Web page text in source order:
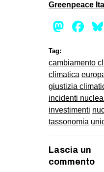
Greenpeace
Tag:
cambiamento
climatica
giustizia
incidenti
investimenti
tassonomia
Lascia un
commento